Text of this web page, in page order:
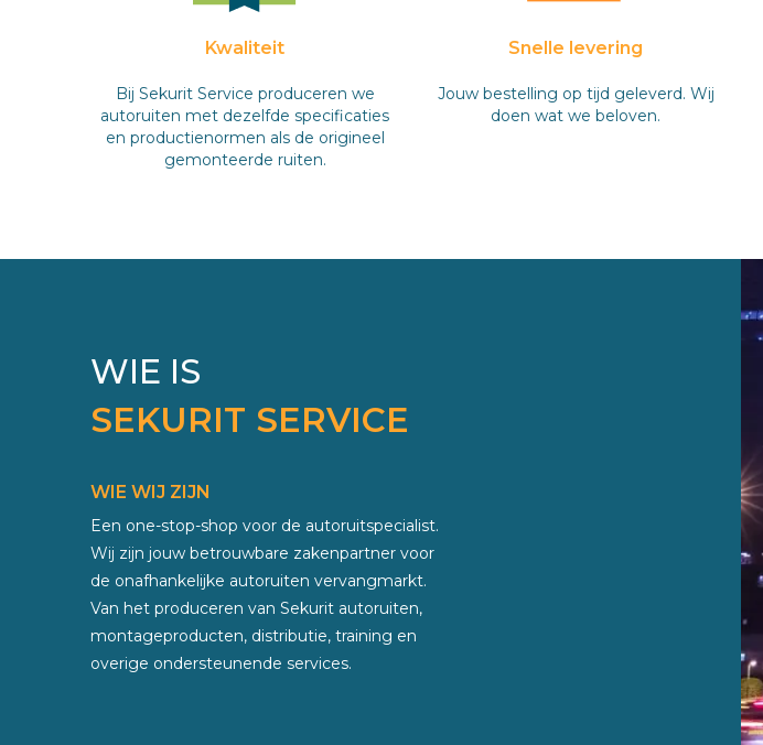
Kwaliteit
Bij Sekurit Service produceren we
autoruiten met dezelfde specificaties
en productienormen als de origineel
gemonteerde ruiten.
Snelle levering
Jouw bestelling op tijd geleverd. Wij
doen wat we beloven.
WIE IS
SEKURIT SERVICE
WIE WIJ ZIJN
Een one-stop-shop voor de autoruitspecialist.
Wij zijn jouw betrouwbare zakenpartner voor
de onafhankelijke autoruiten vervangmarkt.
Van het produceren van Sekurit autoruiten,
montageproducten, distributie, training en
overige ondersteunende services.